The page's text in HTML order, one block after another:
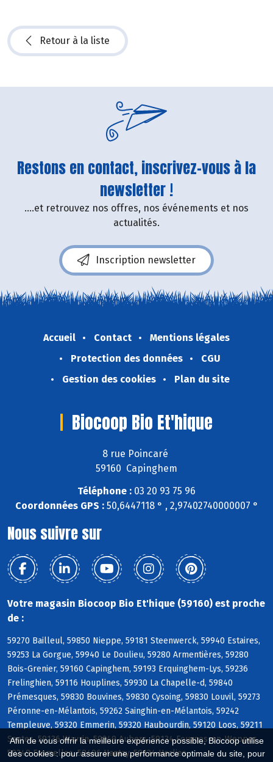
Afin de vous offrir la meilleure expérience possible, Biocoop utilise
des cookies : pour assurer une performance optimale du site, pour
Retour à la liste
Restons en contact, inscrivez-vous à la
newsletter !
....et retrouvez nos offres, nos événements et nos
actualités.
Inscription newsletter
Accueil Contact
Mentions légales
Protection des données
CGU
Gestion des cookies
Plan du site
Biocoop Bio Et'hique
8 rue Poincaré
59160 Capinghem
Téléphone : 03 20 93 75 96
Coordonnées GPS :50,6447118 ° , 2,97402740000007 °
Nous suivre sur
Votre magasin Biocoop Bio Et'hique (59160) est proche
de :
59270 Bailleul, 59850 Nieppe, 59181 Steenwerck, 59940 Estaires,
59253 La Gorgue, 59940 Le Doulieu, 59280 Armentières, 59280
Bois-Grenier, 59160 Capinghem, 59193 Erquinghem-Lys, 59236
Frelinghien, 59116 Houplines, 59930 La Chapelle-d, 59840
Prémesques, 59830 Bouvines, 59830 Cysoing, 59830 Louvil, 59273
Péronne-en-Mélantois, 59262 Sainghin-en-Mélantois, 59242
Templeuve, 59320 Emmerin, 59320 Haubourdin, 59120 Loos, 59211
Santes, 59136 Wavrin, 59249 Aubers, 59134 Fournes-en-Weppes,
59249 Fromelles, 59496 Hantay, 59134 Herlies